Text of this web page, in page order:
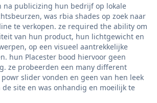
na publicizing hun bedrijf op lokale
was rbia shades op zoek naar
te verkopen. ze required the ability om
van hun product, hun lichtgewicht en
op een visueel aantrekkelijke
hun Placester bood hiervoor geen
ze probeerden een many different
slider vonden en geen van hen leek
site en was onhandig en moeilijk te